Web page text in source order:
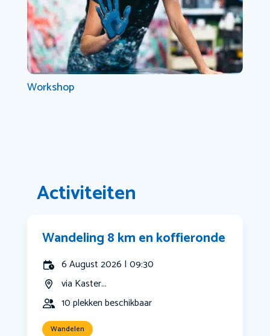
Workshop
Activiteiten
Wandeling 8 km en koffieronde
6 August 2026 | 09:30
via Kaster...
10 plekken beschikbaar
Wandelen